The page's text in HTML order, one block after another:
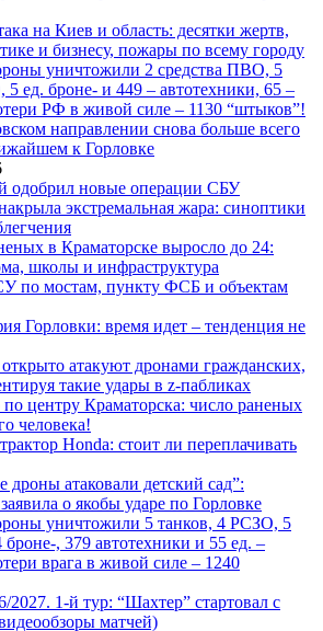
на Киев и область: десятки жертв,
и бизнесу, пожары по всему городу
уничтожили 2 средства ПВО, 5
ед. броне- и 449 – автотехники, 65 –
РФ в живой силе – 1130 “штыков”!
направлении снова больше всего
к Горловке
одобрил новые операции СБУ
экстремальная жара: синоптики
в Краматорске выросло до 24:
школы и инфраструктура
по мостам, пункту ФСБ и объектам
Горловки: время идет – тенденция не
атакуют дронами гражданских,
такие удары в z-пабликах
по центру Краматорска: число раненых
человека!
Honda: стоит ли переплачивать
дроны атаковали детский сад”:
о якобы ударе по Горловке
уничтожили 5 танков, 4 РСЗО, 5
, 379 автотехники и 55 ед. –
врага в живой силе – 1240
1-й тур: “Шахтер” стартовал с
матчей)